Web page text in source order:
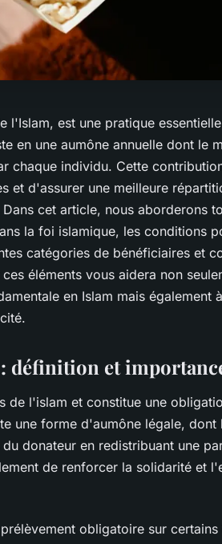
l'Islam, est une pratique
en une aumône annuelle dont le
chaque individu. Cette
et d'assurer une meilleure
cet article, nous aborderons
la foi islamique, les conditions
catégories de bénéficiaires et
éléments vous aidera non
en Islam mais également
définition et
de l'islam et constitue une
une forme d'aumône légale,
donateur en redistribuant une
de renforcer la solidarité et
obligatoire sur